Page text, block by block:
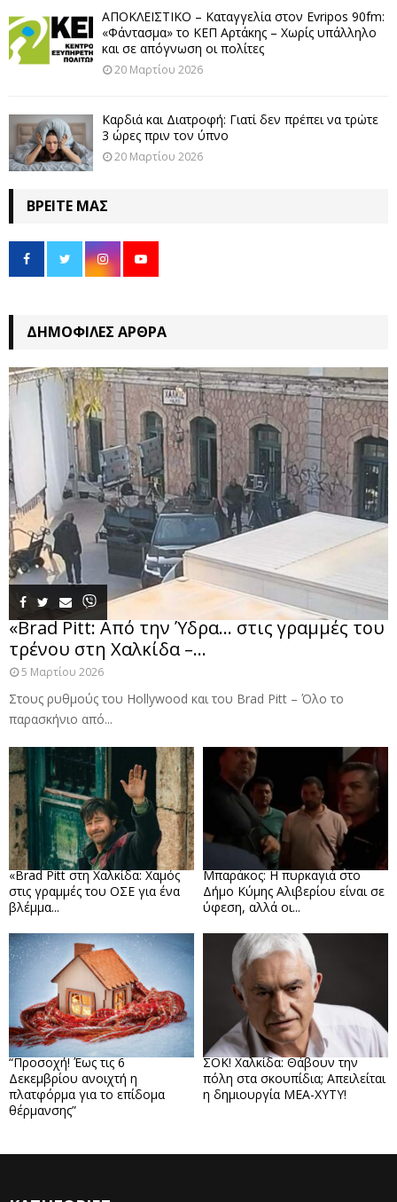
ΑΠΟΚΛΕΙΣΤΙΚΟ – Καταγγελία στον Evripos 90fm:
«Φάντασμα» το ΚΕΠ Αρτάκης – Χωρίς υπάλληλο
και σε απόγνωση οι πολίτες
20 Μαρτίου 2026
Καρδιά και Διατροφή: Γιατί δεν πρέπει να τρώτε
3 ώρες πριν τον ύπνο
20 Μαρτίου 2026
ΒΡΕΊΤΕ ΜΑΣ
ΔΗΜΟΦΙΛΈΣ ΆΡΘΡΑ
«Brad Pitt: Από την Ύδρα… στις γραμμές του
τρένου στη Χαλκίδα –...
5 Μαρτίου 2026
Στους ρυθμούς του Hollywood και του Brad Pitt – Όλο το
παρασκήνιο από...
«Brad Pitt στη Χαλκίδα: Χαμός
στις γραμμές του ΟΣΕ για ένα
βλέμμα...
Μπαράκος: Η πυρκαγιά στο
Δήμο Κύμης Αλιβερίου είναι σε
ύφεση, αλλά οι...
“Προσοχή! Έως τις 6
Δεκεμβρίου ανοιχτή η
πλατφόρμα για το επίδομα
θέρμανσης”
ΣΟΚ! Χαλκίδα: Θάβουν την
πόλη στα σκουπίδια; Απειλείται
η δημιουργία ΜΕΑ-ΧΥΤΥ!